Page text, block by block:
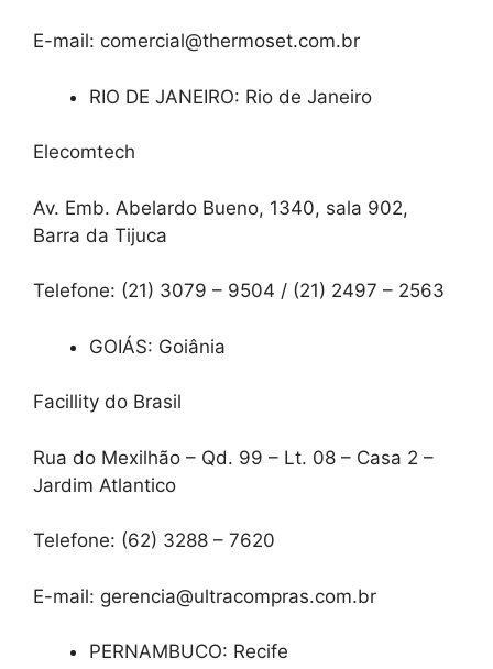
E-mail: comercial@thermoset.com.br
RIO DE JANEIRO: Rio de Janeiro
Elecomtech
Av. Emb. Abelardo Bueno, 1340, sala 902,
Barra da Tijuca
Telefone: (21) 3079 – 9504 / (21) 2497 – 2563
GOIÁS: Goiânia
Facillity do Brasil
Rua do Mexilhão – Qd. 99 – Lt. 08 – Casa 2 –
Jardim Atlantico
Telefone: (62) 3288 – 7620
E-mail: gerencia@ultracompras.com.br
PERNAMBUCO: Recife